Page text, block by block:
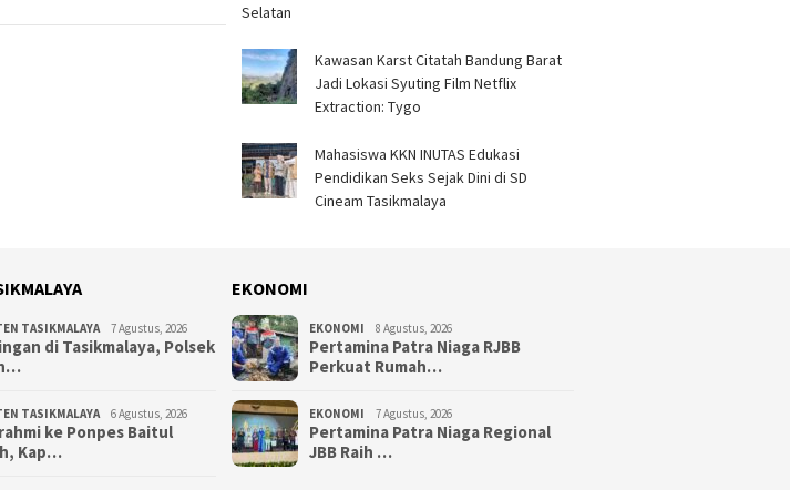
Selatan
Kawasan Karst Citatah Bandung Barat
Jadi Lokasi Syuting Film Netflix
Extraction: Tygo
Mahasiswa KKN INUTAS Edukasi
Pendidikan Seks Sejak Dini di SD
Cineam Tasikmalaya
TASIKMALAYA 7 Agustus, 2026
di Tasikmalaya, Polsek
TASIKMALAYA 6 Agustus, 2026
ke Ponpes Baitul
Kap…
EKONOMI
EKONOMI 8 Agustus, 2026
Pertamina Patra Niaga RJBB
Perkuat Rumah…
EKONOMI 7 Agustus, 2026
Pertamina Patra Niaga Regional
JBB Raih …